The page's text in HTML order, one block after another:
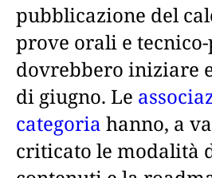
pubblicazione del
prove orali e
dovrebbero iniziare
di giugno. Le
categoria hanno, a
criticato le modalità